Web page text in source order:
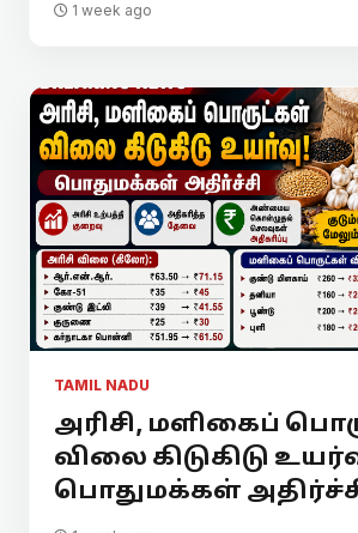
1 week ago
TAMIL NADU
அரிசி, மளிகைப்
விலை கிடுகிடு
பொதுமக்கள்